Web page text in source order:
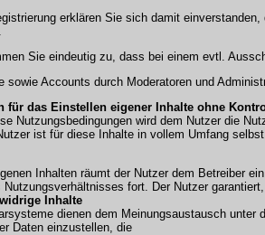
erklären Sie sich damit
Sie eindeutig zu, dass bei einem evtl.
sowie Accounts durch Moderatoren und
für das Einstellen eigener Inhalte ohne
Nutzungsbedingungen wird dem Nutzer die
ist für diese Inhalte in vollem Umfang
Inhalten räumt der Nutzer dem Betreiber
fort. Der Nutzer
Inhalte
dienen dem Meinungsaustausch
Daten einzustellen, die